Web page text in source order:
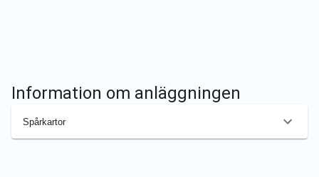
Information om anläggningen
Spårkartor